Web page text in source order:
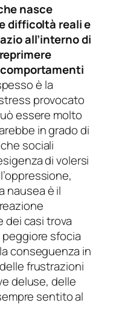
nasce
difficoltà reali e
all’interno di
è la
provocato
essere molto
in grado di
sociali
di volersi
nausea è il
dei casi trova
peggiore sfocia
la conseguenza in
frustrazioni
deluse, delle
sentito al